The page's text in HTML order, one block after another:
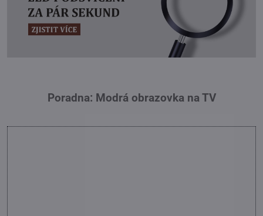
Poradna: Modrá obrazovka na TV